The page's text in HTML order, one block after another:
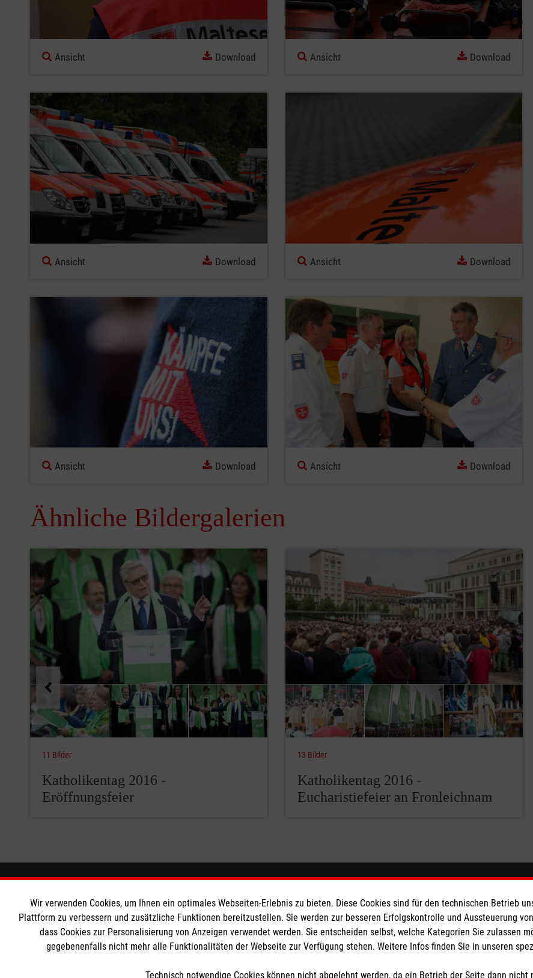
Ansicht Download Ansicht Download
Ansicht Download Ansicht Download
Ansicht Download Ansicht Download
Ähnliche Bildergalerien
Pause
11 Bilder
Katholikentag 2016 -
Eröffnungsfeier
13 Bilder
Katholikentag 2016 -
Eucharistiefeier an Fronleichnam
Kursangebote
Kontakt
Malteser in Deutschland
Wir verwenden Cookies, um Ihnen ein optimales Webseiten-Erlebnis zu bieten. Diese Cookies sind für den technischen Betrieb
Plattform zu verbessern und zusätzliche Funktionen bereitzustellen. Sie werden zur besseren Erfolgskontrolle und Aussteuerung
dass Cookies zur Personalisierung von Anzeigen verwendet werden. Sie entscheiden selbst, welche Kategorien Sie zulassen
gegebenenfalls nicht mehr alle Funktionalitäten der Webseite zur Verfügung stehen. Weitere Infos finden Sie in unseren
Technisch notwendige Cookies können nicht abgelehnt werden, da ein Betrieb der Seite dann